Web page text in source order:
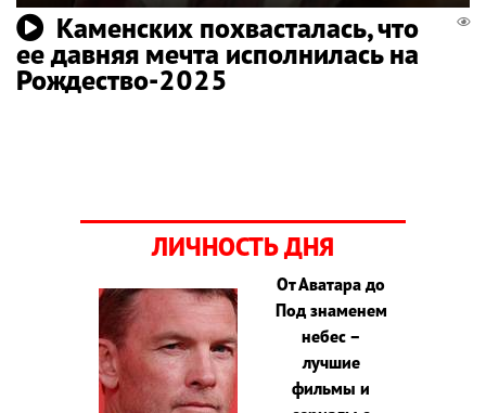
Каменских похвасталась, что
ее давняя мечта исполнилась на
Рождество-2025
ЛИЧНОСТЬ ДНЯ
От Аватара до
Под знаменем
небес –
лучшие
фильмы и